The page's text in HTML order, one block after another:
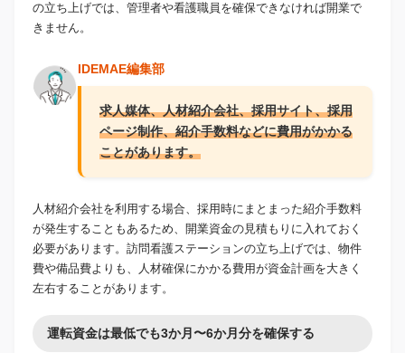
の立ち上げでは、管理者や看護職員を確保できなければ開業で
きません。
IDEMAE編集部
求人媒体、人材紹介会社、採用サイト、採用
ページ制作、紹介手数料などに費用がかかる
ことがあります。
人材紹介会社を利用する場合、採用時にまとまった紹介手数料
が発生することもあるため、開業資金の見積もりに入れておく
必要があります。訪問看護ステーションの立ち上げでは、物件
費や備品費よりも、人材確保にかかる費用が資金計画を大きく
左右することがあります。
運転資金は最低でも3か月〜6か月分を確保する